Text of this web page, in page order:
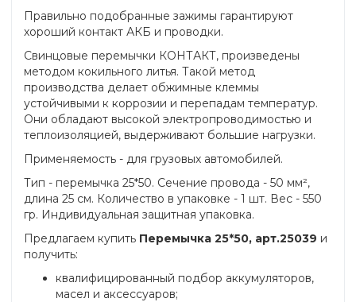
Правильно подобранные зажимы гарантируют
хороший контакт АКБ и проводки.
Свинцовые перемычки КОНТАКТ, произведены
методом кокильного литья. Такой метод
производства делает обжимные клеммы
устойчивыми к коррозии и перепадам температур.
Они обладают высокой электропроводимостью и
теплоизоляцией, выдерживают большие нагрузки.
Применяемость - для грузовых автомобилей.
Тип - перемычка 25*50. Сечение провода - 50 мм²,
длина 25 см. Количество в упаковке - 1 шт. Вес - 550
гр. Индивидуальная защитная упаковка.
Предлагаем купить Перемычка 25*50, арт.25039 и
получить:
квалифицированный подбор аккумуляторов,
масел и аксессуаров;